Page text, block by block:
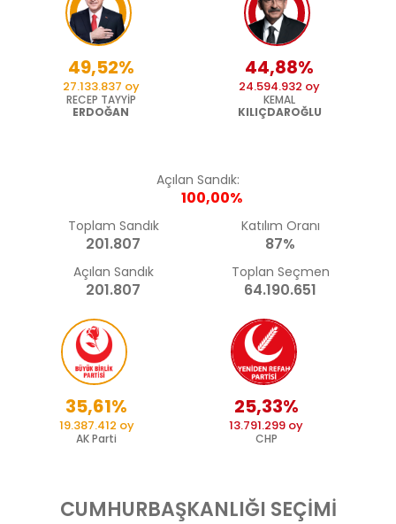
RECEP TAYYİP
ERDOĞAN
49,52%
27.133.837 oy
KEMAL
KILIÇDAROĞLU
44,88%
24.594.932 oy
Açılan Sandık:
100,00%
Toplam Sandık
201.807
Açılan Sandık
201.807
Katılım Oranı
87%
Toplan Seçmen
64.190.651
AK Parti
35,61%
19.387.412 oy
CHP
25,33%
13.791.299 oy
CUMHURBAŞKANLIĞI SEÇİMİ